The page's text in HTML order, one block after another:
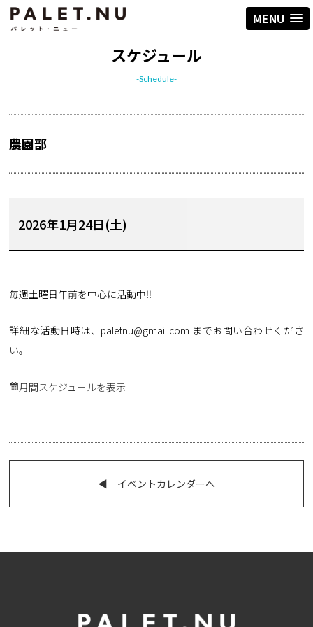
MENU
スケジュール
-Schedule-
農園部
2026年1月24日(土)
毎週土曜日午前を中心に活動中‼︎
詳細な活動日時は、paletnu@gmail.com までお問い合わせくださ
い。
月間スケジュールを表示
◀︎ イベントカレンダーへ